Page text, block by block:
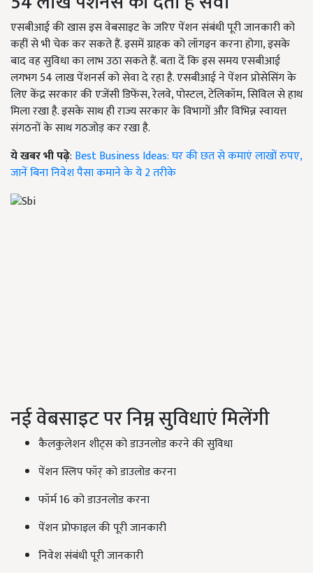
एसबीआई की खास इस वेबसाइट के जरिए पेंशन संबंधी पूरी जानकारी को
कहीं से भी चेक कर सकते हैं. इसमें ग्राहक को लॉगइन करना होगा, इसके
बाद वह सुविधा का लाभ उठा सकते हैं. बता दें कि इस समय एसबीआई
लगभग 54 लाख पेंशनर्स को सेवा दे रहा है. एसबीआई ने पेंशन प्रोसेसिंग के
लिए केंद्र सरकार की एजेंसी डिफेंस, रेलवे, पोस्टल, टेलिकॉम, सिविल से हाथ
मिला रखा है. इसके साथ ही राज्य सरकार के विभागों और विभिन्न स्वायत्त
संगठनों के साथ गठजोड़ कर रखा है.
ये खबर भी पढ़े: Best Business Ideas: घर की छत से कमाएं लाखों रुपए,
जानें बिना निवेश पैसा कमाने के ये 2 तरीके
नई वेबसाइट पर निम्न सुविधाएं मिलेंगी
कैलकुलेशन शीट्स को डाउनलोड करने की सुविधा
पेंशन स्लिप फॉर् को डाउलोड करना
फॉर्म 16 को डाउनलोड करना
पेंशन प्रोफाइल की पूरी जानकारी
निवेश संबंधी पूरी जानकारी